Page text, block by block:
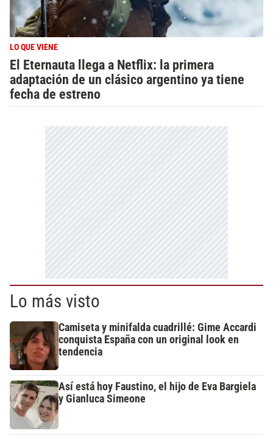
LO QUE VIENE
El Eternauta llega a Netflix: la primera
adaptación de un clásico argentino ya tiene
fecha de estreno
Lo más visto
Camiseta y minifalda cuadrillé: Gime Accardi
conquista España con un original look en
tendencia
Así está hoy Faustino, el hijo de Eva Bargiela
y Gianluca Simeone